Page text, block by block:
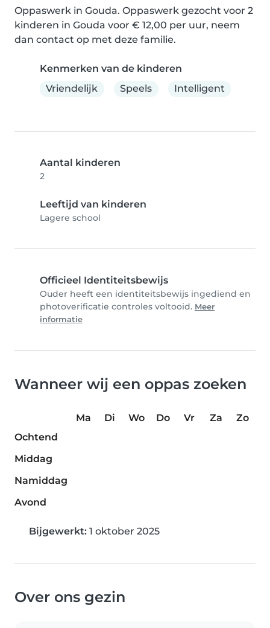
Oppaswerk in Gouda. Oppaswerk gezocht voor 2
kinderen in Gouda voor € 12,00 per uur, neem
dan contact op met deze familie.
Kenmerken van de kinderen
Vriendelijk
Speels Intelligent
Aantal kinderen
2
Leeftijd van kinderen
Lagere school
Officieel Identiteitsbewijs
Ouder heeft een identiteitsbewijs ingediend en
photoverificatie controles voltooid. Meer
informatie
Wanneer wij een oppas zoeken
Ma Di Wo Do Vr Za
Zo
Ochtend
Middag
Namiddag
Avond
Bijgewerkt: 1 oktober 2025
Over ons gezin